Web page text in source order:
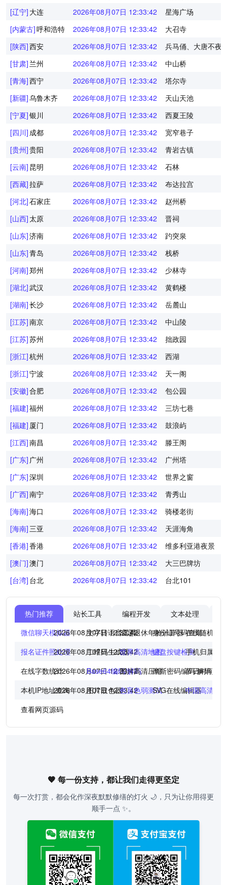
[辽宁] 大连 2026年08月07日 12:33:43
星海广场
[内蒙古]呼和浩特 2026年08月07日 12:33:43
大召寺
[陕西]西安 2026年08月07日 12:33:43
兵马俑、大唐不夜
[甘肃] 兰州 2026年08月07日 12:33:43
中山桥
[青海]西宁 2026年08月07日 12:33:43
塔尔寺
[新疆]乌鲁木齐 2026年08月07日 12:33:43
天山天池
[宁夏]银川 2026年08月07日 12:33:43
西夏王陵
[四川] 成都 2026年08月07日 12:33:43
宽窄巷子
[贵州]贵阳 2026年08月07日 12:33:43
青岩古镇
[云南] 昆明 2026年08月07日 12:33:43
石林
[西藏]拉萨 2026年08月07日 12:33:43
布达拉宫
[河北]石家庄 2026年08月07日 12:33:43
赵州桥
[山西] 太原 2026年08月07日 12:33:43
晋祠
[山东]济南 2026年08月07日 12:33:43
趵突泉
[山东]青岛 2026年08月07日 12:33:43
栈桥
[河南]郑州 2026年08月07日 12:33:43
少林寺
[湖北]武汉 2026年08月07日 12:33:43
黄鹤楼
[湖南]长沙 2026年08月07日 12:33:43
岳麓山
[江苏]南京 2026年08月07日 12:33:43
中山陵
[江苏]苏州 2026年08月07日 12:33:43
拙政园
[浙江]杭州 2026年08月07日 12:33:43
西湖
[浙江]宁波 2026年08月07日 12:33:43
天一阁
[安徽]合肥 2026年08月07日 12:33:43
包公园
[福建]福州 2026年08月07日 12:33:43
三坊七巷
[福建] 厦门 2026年08月07日 12:33:43
鼓浪屿
[江西]南昌 2026年08月07日 12:33:43
滕王阁
[广东] 广州 2026年08月07日 12:33:43
广州塔
[广东]深圳 2026年08月07日 12:33:43
世界之窗
[广西]南宁 2026年08月07日 12:33:43
青秀山
[海南]海口 2026年08月07日 12:33:43
骑楼老街
[海南]三亚 2026年08月07日 12:33:43
天涯海角
[香港]香港 2026年08月07日 12:33:43
维多利亚港夜景
[澳门]澳门 2026年08月07日 12:33:43
大三巴牌坊
[台湾] 台北 2026年08月07日 12:33:43 台北101
热门推荐 站长工具 编程开发 文本处理
微信聊天模拟器2026年08月07日 12:33:43
文字转语音工具法定退休年龄计算器
身份证号码查询在线随机点
报名证件照处理2026年08月07日 12:33:43
二维码生成器世界高清地图键盘按键检测手机归属地
在线字数统计2026年08月07日 12:33:43
Base64编码/解码图片高清压缩摩斯密码编码/解码
节日时间倒
本机IP地址查询2026年08月07日 12:33:43
图片取色器色盲色弱测试SVG在线编辑器中国高清地
查看网页源码
🧡 每一份支持，都让我们走得更坚定
每一次打赏，都会化作深夜默默修缮的灯火 🌙，只为让你用得更
顺手一点 ✨。